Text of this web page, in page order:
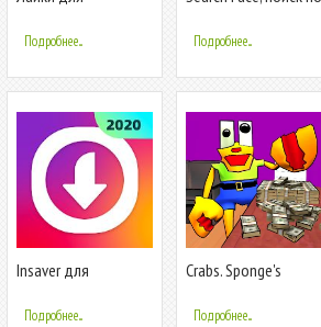
Аналитика
Подробнее...
Инстаграм
Подробнее...
Insaver для
видео с Инстаграм
Подробнее...
Crabs. Sponge's
Подробнее...